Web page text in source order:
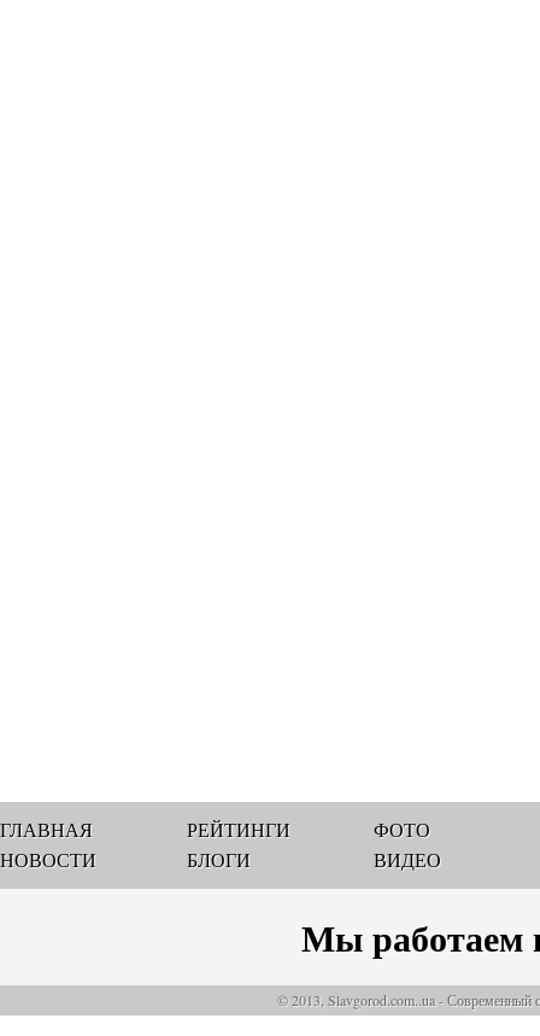
ГЛАВНАЯ
НОВОСТИ
РЕЙТИНГИ
БЛОГИ
ФОТО
ВИДЕО
Мы работаем
© 2013, Slavgorod.com..ua - Современный